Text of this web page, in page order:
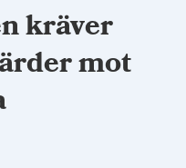
kräver
mot